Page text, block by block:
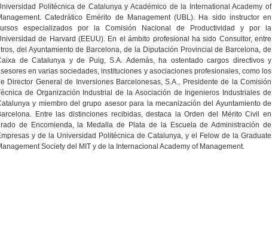
Politécnica de Catalunya y Académico de la International Academy of
Catedrático Emérito de Management (UBL). Ha sido instructor en
especializados por la Comisión Nacional de Productividad y por la
de Harvard (EEUU). En el ámbito profesional ha sido Consultor, entre
del Ayuntamiento de Barcelona, de la Diputación Provincial de Barcelona, de
de Catalunya y de Puig, S.A. Además, ha ostentado cargos directivos y
en varias sociedades, instituciones y asociaciones profesionales, como los
Director General de Inversiones Barcelonesas, S.A., Presidente de la Comisión
de Organización Industrial de la Asociación de Ingenieros Industriales de
y miembro del grupo asesor para la mecanización del Ayuntamiento de
Entre las distinciones recibidas, destaca la Orden del Mérito Civil en
de Encomienda, la Medalla de Plata de la Escuela de Administración de
y de la Universidad Politécnica de Catalunya, y el Felow de la Graduate
Society del MIT y de la Internacional Academy of Management.